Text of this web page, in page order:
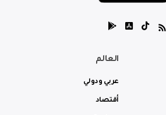
العالم
عربي ودولي
أقتصاد